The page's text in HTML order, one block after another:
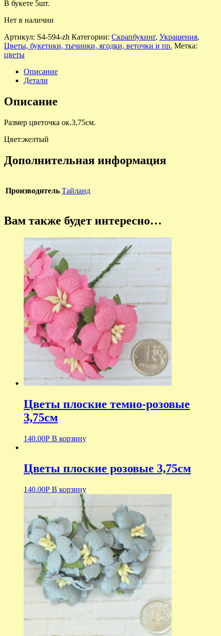
В букете 5шт.
Нет в наличии
Артикул: S4-594-zh Категории: Скрапбукинг, Украшения,
Цветы, букетики, тычинки, ягодки, веточки и пр. Метка:
цветы
Описание
Детали
Описание
Размер цветочка ок.3,75см.
Цвет:желтый
Дополнительная информация
Производитель Тайланд
Вам также будет интересно…
Цветы плоские темно-розовые
3,75см
140.00Р В корзину
Цветы плоские розовые 3,75см
140.00Р В корзину